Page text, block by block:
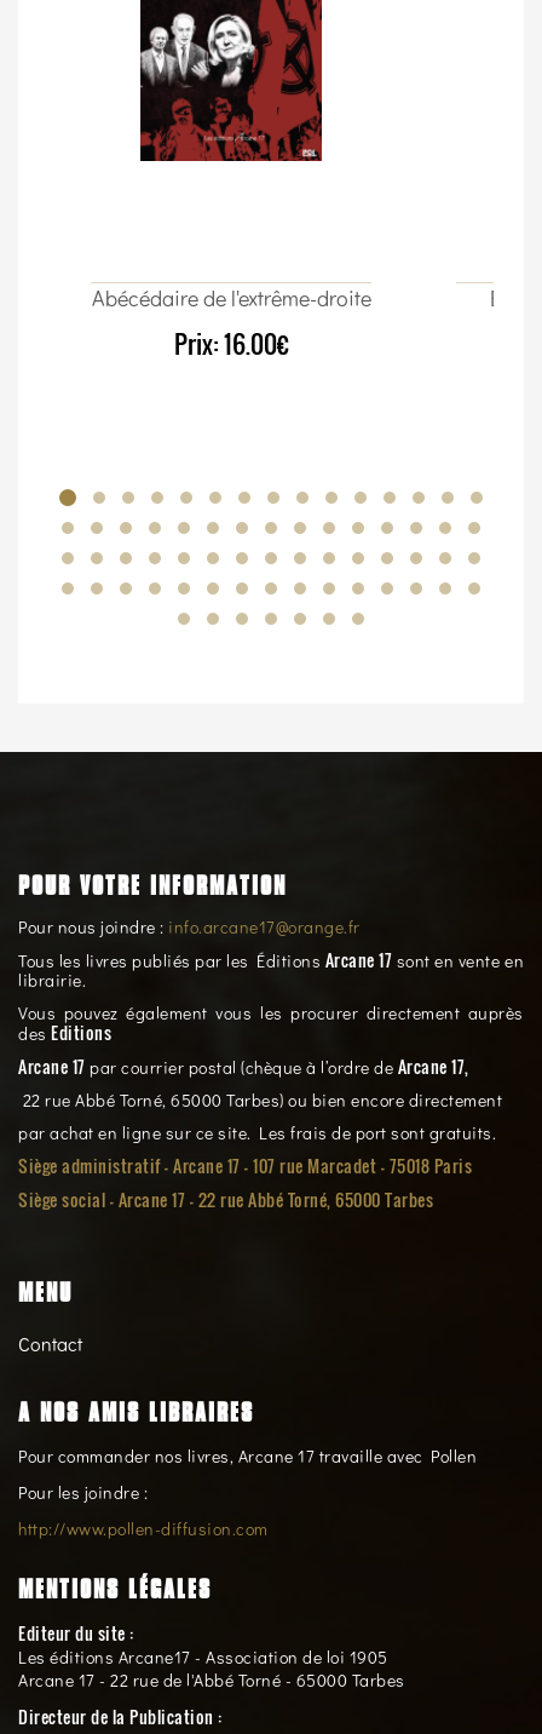
Abécédaire de l'extrême-droite
Prix:16.00€
POUR VOTRE INFORMATION
Pour nous joindre : info.arcane17@orange.fr
Tous les livres publiés par les Éditions Arcane 17 sont en vente en
librairie.
Vous pouvez également vous les procurer directement auprès
des Editions
Arcane 17 par courrier postal (chèque à l’ordre de Arcane 17,
22 rue Abbé Torné, 65000 Tarbes) ou bien encore directement
par achat en ligne sur ce site. Les frais de port sont gratuits.
Siège administratif - Arcane 17 - 107 rue Marcadet - 75018 Paris
Siège social -Arcane 17 - 22 rue Abbé Torné, 65000 Tarbes
MENU
Contact
A NOS AMIS LIBRAIRES
Pour commander nos livres, Arcane 17 travaille avec Pollen
Pour les joindre :
http://www.pollen-diffusion.com
MENTIONS LÉGALES
Editeur du site :
Les éditions Arcane17 - Association de loi 1905
Arcane 17 - 22 rue de l'Abbé Torné - 65000 Tarbes
Directeur de la Publication :